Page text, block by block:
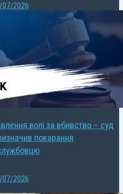
07/2026
волі за вбивство – суд
покарання
07/2026